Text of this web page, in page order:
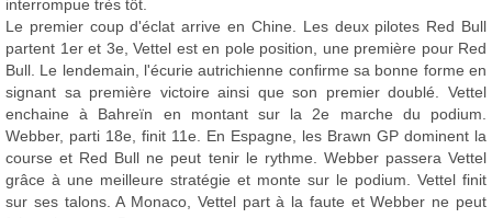
interrompue très tôt.
Le premier coup d'éclat arrive en Chine. Les deux pilotes Red Bull
partent 1er et 3e, Vettel est en pole position, une première pour Red
Bull. Le lendemain, l'écurie autrichienne confirme sa bonne forme en
signant sa première victoire ainsi que son premier doublé. Vettel
enchaine à Bahreïn en montant sur la 2e marche du podium.
Webber, parti 18e, finit 11e. En Espagne, les Brawn GP dominent la
course et Red Bull ne peut tenir le rythme. Webber passera Vettel
grâce à une meilleure stratégie et monte sur le podium. Vettel finit
sur ses talons. A Monaco, Vettel part à la faute et Webber ne peut